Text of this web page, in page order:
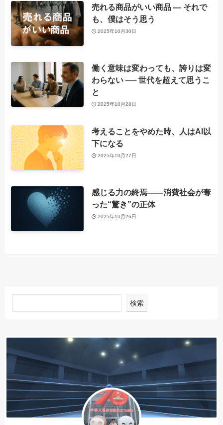
売れる商品がいい商品 ― それで
も、僕はそう思う
2025年10月30日
働く意味は変わっても、誇りは変
わらない ── 世代を超えて思うこ
と
2025年10月28日
考えることをやめた時、人はAI以
下になる
2025年10月27日
感じる力の終焉――消費社会が奪
った“驚き”の正体
2025年10月26日
検索